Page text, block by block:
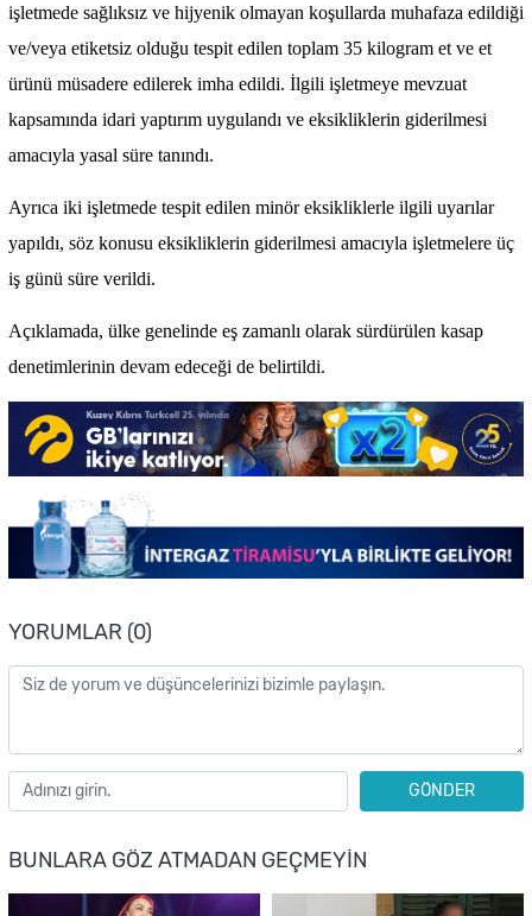
işletmede sağlıksız ve hijyenik olmayan koşullarda muhafaza edildiği
ve/veya etiketsiz olduğu tespit edilen toplam 35 kilogram et ve et
ürünü müsadere edilerek imha edildi. İlgili işletmeye mevzuat
kapsamında idari yaptırım uygulandı ve eksikliklerin giderilmesi
amacıyla yasal süre tanındı.
Ayrıca iki işletmede tespit edilen minör eksikliklerle ilgili uyarılar
yapıldı, söz konusu eksikliklerin giderilmesi amacıyla işletmelere üç
iş günü süre verildi.
Açıklamada, ülke genelinde eş zamanlı olarak sürdürülen kasap
denetimlerinin devam edeceği de belirtildi.
YORUMLAR (0)
GÖNDER
BUNLARA GÖZ ATMADAN GEÇMEYIN